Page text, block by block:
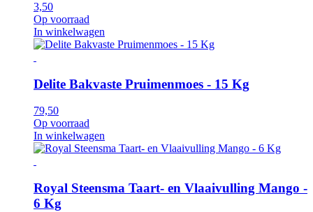
3,50
Op voorraad
In winkelwagen
Delite Bakvaste Pruimenmoes - 15 Kg
79,50
Op voorraad
In winkelwagen
Royal Steensma Taart- en Vlaaivulling Mango -
6 Kg